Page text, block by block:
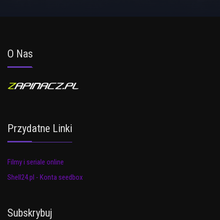
O Nas
Przydatne Linki
Filmy i seriale online
Shell24.pl - Konta seedbox
Subskrybuj